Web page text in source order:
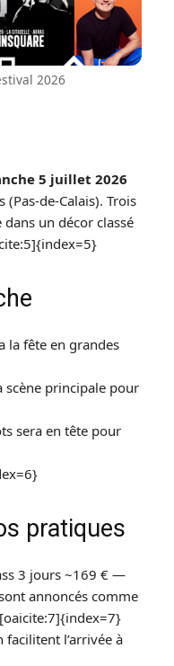
2026
5 juillet 2026
(Pas-de-Calais). Trois
un décor classé
la fête en grandes
scène principale pour
sera en tête pour
pratiques
3 jours ~169 € —
annoncés comme
facilitent l’arrivée à